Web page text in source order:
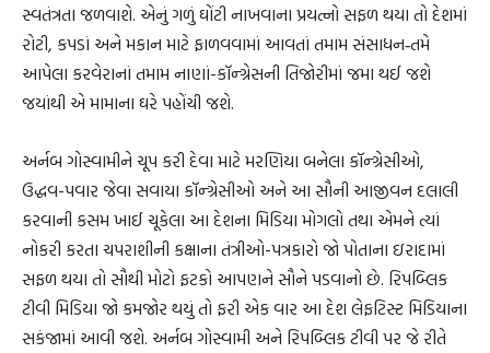
સ્વતંત્રતા જળવાશે. એનું ગળું ઘોંટી નાખવાના પ્રયત્નો સફળ થયા તો દેશમાં
રોટી, કપડાં અને મકાન માટે ફાળવવામાં આવતાં તમામ સંસાધન‐તમે
આપેલા કરવેરાનાં તમામ નાણાં-કૉન્ગ્રેસની તિજોરીમાં જમા થઈ જશે
જયાંથી એ મામાના ઘરે પહોંચી જશે.
અર્નબ ગોસ્વામીને ચૂપ કરી દેવા માટે મરણિયા બનેલા કૉન્ગ્રેસીઓ,
ઉદ્ધવ-પવાર જેવા સવાયા કૉન્ગ્રેસીઓ અને આ સૌની આજીવન દલાલી
કરવાની કસમ ખાઈ ચૂકેલા આ દેશના મિડિયા મોગલો તથા એમને ત્યાં
નોકરી કરતા ચપરાશીની કક્ષાના તંત્રીઓ-પત્રકારો જો પોતાના ઇરાદામાં
સફળ થયા તો સૌથી મોટો ફટકો આપણને સૌને પડવાનો છે. રિપબ્લિક
ટીવી મિડિયા જો કમજોર થયું તો ફરી એક વાર આ દેશ લેફટિસ્ટ મિડિયાના
સકંજામાં આવી જશે. અર્નબ ગોસ્વામી અને રિપબ્લિક ટીવી પર જે રીતે